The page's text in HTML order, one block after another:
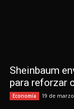
Sheinbaum
para reforzar
Economía 19 de